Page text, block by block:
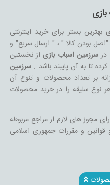
بهترین بستر برای خرید اینترنتی
"اصل بودن کالا " ، " ارسال سریع" و
در سرزمین اسباب بازیاز نخستین
تا به آن پایبند باشد .سرزمین
بر تعداد محصولات و تنوع آن
هر نوع سلیقه را در خرید محصولات
مجوز های لازم از مراجع مربوطه
قوانین و مقررات جمهوری اسلامی